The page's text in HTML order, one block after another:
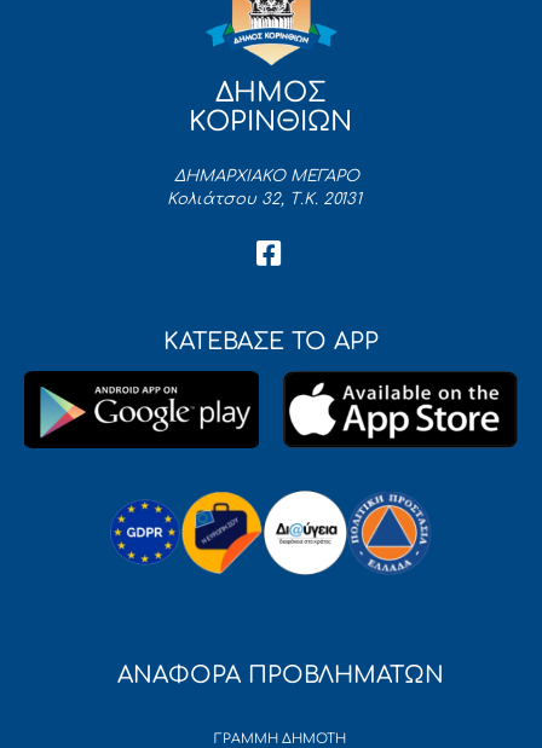
ΔΗΜΟΣ
ΚΟΡΙΝΘΙΩΝ
ΔΗΜΑΡΧΙΑΚΟ ΜΕΓΑΡΟ
Κολιάτσου 32, Τ.Κ. 20131
ΚΑΤΕΒΑΣΕ ΤΟ APP
ΑΝΑΦΟΡΑ ΠΡΟΒΛΗΜΑΤΩΝ
ΓΡΑΜΜΗ ΔΗΜΟΤΗ